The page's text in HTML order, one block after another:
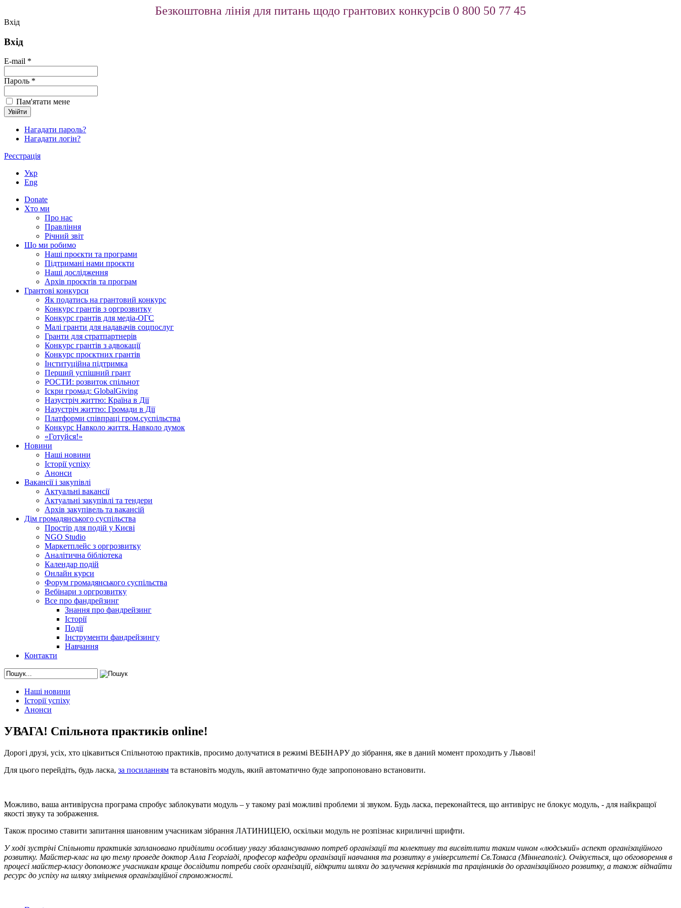
Безкоштовна лінія для питань щодо грантових конкурсів 0 800 50 77 45
Вхід
Вхід
E-mail *
Пароль *
Пам'ятати мене
Нагадати пароль?
Нагадати логін?
Реєстрація
Укр
Eng
Donate
Хто ми
Про нас
Правління
Річний звіт
Що ми робимо
Наші проєкти та програми
Підтримані нами проєкти
Наші дослідження
Архів проєктів та програм
Грантові конкурси
Як податись на грантовий конкурс
Конкурс грантів з оргрозвитку
Конкурс грантів для медіа-ОГС
Малі гранти для надавачів соцпослуг
Гранти для стратпартнерів
Конкурс грантів з адвокації
Конкурс проєктних грантів
Інституційна підтримка
Перший успішний грант
РОСТИ: розвиток спільнот
Іскри громад: GlobalGiving
Назустріч життю: Країна в Дії
Назустріч життю: Громади в Дії
Платформи співпраці гром.суспільства
Конкурс Навколо життя. Навколо думок
«Готуйся!»
Новини
Наші новини
Історії успіху
Анонси
Вакансії і закупівлі
Актуальні вакансії
Актуальні закупівлі та тендери
Архів закупівель та вакансій
Дім громадянського суспільства
Простір для подій у Києві
NGO Studio
Маркетплейс з оргрозвитку
Аналітична бібліотека
Календар подій
Онлайн курси
Форум громадянського суспільства
Вебінари з оргрозвитку
Все про фандрейзинг
Знання про фандрейзинг
Історії
Події
Інструменти фандрейзингу
Навчання
Контакти
Наші новини
Історії успіху
Анонси
УВАГА! Спільнота практиків online!
Дорогі друзі, усіх, хто цікавиться Спільнотою практиків, просимо долучатися в режимі ВЕБІНАРУ до зібрання, яке в даний момент проходить у Львові!
Для цього перейдіть, будь ласка, за посиланням та встановіть модуль, який автоматично буде запропоновано встановити.
Можливо, ваша антивірусна програма спробує заблокувати модуль – у такому разі можливі проблеми зі звуком. Будь ласка, переконайтеся, що антивірус не блокує модуль, - для найкращої
якості звуку та зображення.
Також просимо ставити запитання шановним учасникам зібрання ЛАТИНИЦЕЮ, оскільки модуль не розпізнає кириличні шрифти.
У ході зустрічі Спільноти практиків заплановано приділити особливу увагу збалансуванню потреб організації та колективу та висвітлити таким чином «людський» аспект організаційного
розвитку. Майстер-клас на цю тему проведе доктор Алла Георгіаді, професор кафедри організації навчання та розвитку в університеті Св.Томаса (Міннеаполіс). Очікується, що обговорення в
процесі майстер-класу допоможе учасникам краще дослідити потреби своїх організацій, відкрити шляхи до залучення керівників та працівників до організаційного розвитку, а також віднайти
ресурс до успіху на шляху зміцнення організаційної спроможності.